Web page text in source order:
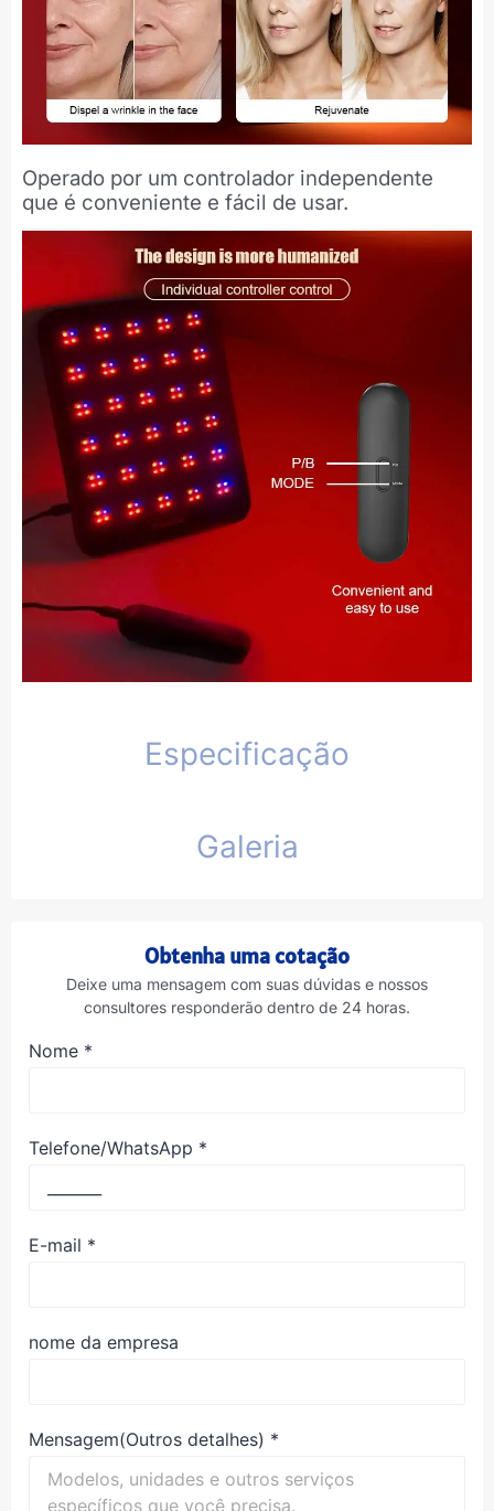
Especificação
Galeria
Operado por um controlador independente
que é conveniente e fácil de usar.
Obtenha uma cotação
Deixe uma mensagem com suas dúvidas e nossos
consultores responderão dentro de 24 horas.
Nome *
Telefone/WhatsApp *
E-mail *
nome da empresa
Mensagem(Outros detalhes) *